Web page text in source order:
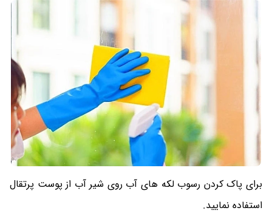
برای پاک کردن رسوب لکه های آب روی شیر آب از پوست پرتقال
استفاده نمایید.